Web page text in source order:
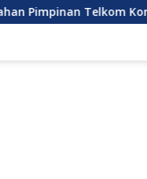
Telkom Korupsi